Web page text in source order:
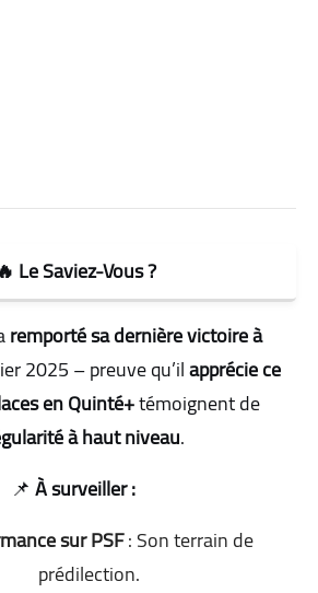
Le Saviez-Vous ?
remporté sa dernière victoire à
2025 – preuve qu’ilapprécie ce
en Quinté+témoignent de
à haut niveau.
📌À surveiller :
sur PSF: Son terrain de
prédilection.